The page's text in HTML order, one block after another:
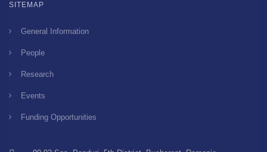
SITEMAP
General Information
People
Research
Events
Funding Opportunities